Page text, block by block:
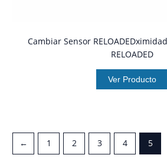
Cambiar Sensor
RELOADED
Ver Producto
← 1 2 3 4 5